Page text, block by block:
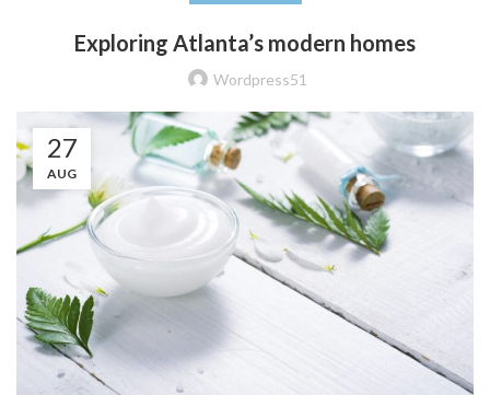
Exploring Atlanta’s modern homes
Wordpress51
27
AUG